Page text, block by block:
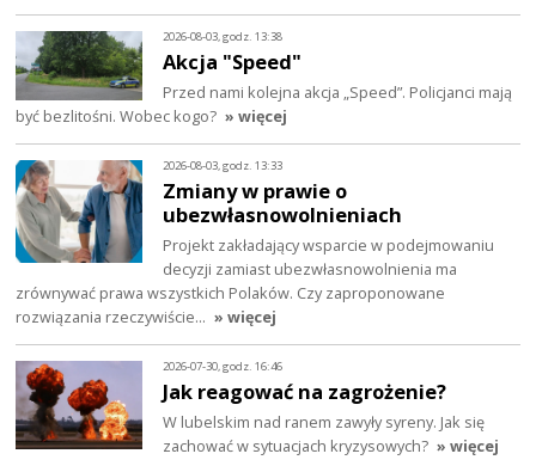
2026-08-03, godz. 13:38
Akcja "Speed"
Przed nami kolejna akcja „Speed”. Policjanci mają
być bezlitośni. Wobec kogo? » więcej
2026-08-03, godz. 13:33
Zmiany w prawie o
ubezwłasnowolnieniach
Projekt zakładający wsparcie w podejmowaniu
decyzji zamiast ubezwłasnowolnienia ma
zrównywać prawa wszystkich Polaków. Czy zaproponowane
rozwiązania rzeczywiście… » więcej
2026-07-30, godz. 16:46
Jak reagować na zagrożenie?
W lubelskim nad ranem zawyły syreny. Jak się
zachować w sytuacjach kryzysowych? » więcej